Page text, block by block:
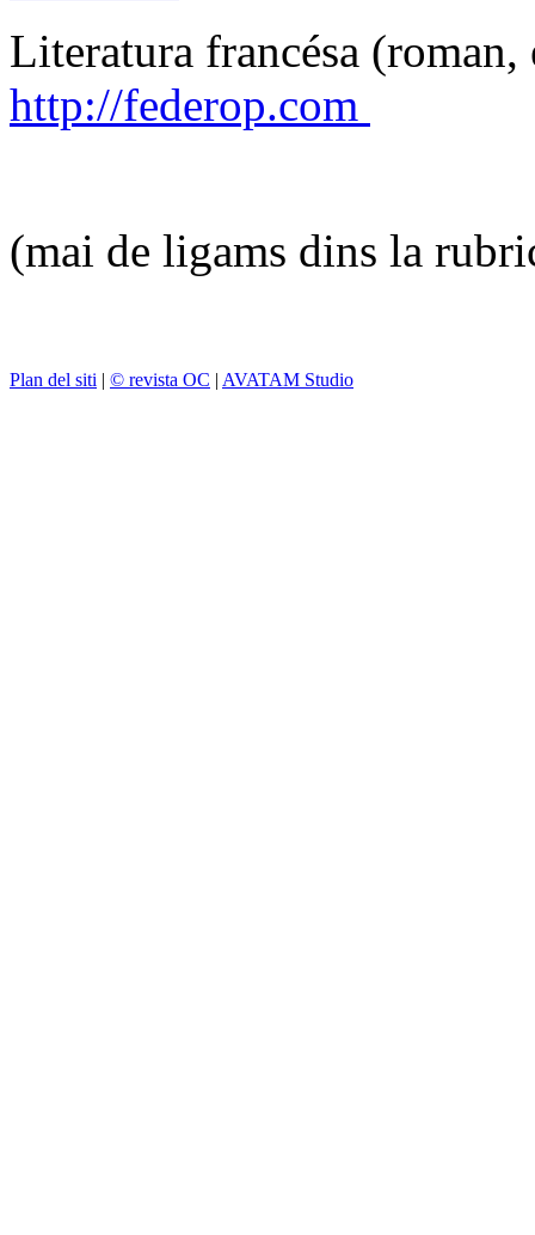
Literatura francésa (roman,
http://federop.com
(mai de ligams dins la
Plan del siti | © revista OC | AVATAM Studio